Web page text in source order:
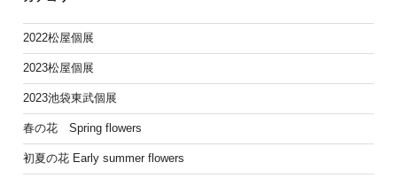
2022松屋個展
2023松屋個展
2023池袋東武個展
春の花 Spring flowers
初夏の花 Early summer flowers